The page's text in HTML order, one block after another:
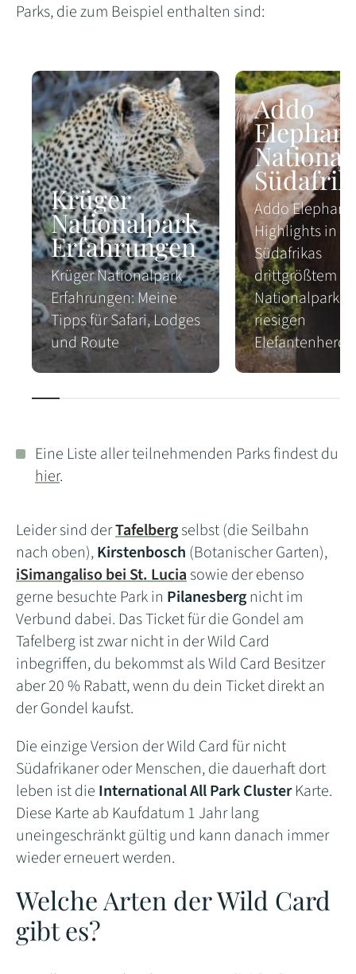
Parks, die zum Beispiel enthalten sind:
Krüger
Nationalpark
Erfahrungen
Krüger Nationalpark
Erfahrungen: Meine
Tipps für Safari, Lodges
und Route
Addo
Elephant
Addo Elephant
Highlights in
Südafrikas
drittgrößtem
Nationalpark
riesigen
Eine Liste aller teilnehmenden Parks findest du
hier.
Leider sind derTafelbergselbst (die Seilbahn
nach oben),Kirstenbosch (Botanischer Garten),
iSimangaliso bei St. Luciasowie der ebenso
gerne besuchte Park in Pilanesbergnicht im
Verbund dabei. Das Ticket für die Gondel am
Tafelberg ist zwar nicht in der Wild Card
inbegriffen, du bekommst als Wild Card Besitzer
aber 20 % Rabatt, wenn du dein Ticket direkt an
der Gondel kaufst.
Die einzige Version der Wild Card für nicht
Südafrikaner oder Menschen, die dauerhaft dort
leben ist die International All Park ClusterKarte.
Diese Karte ab Kaufdatum 1 Jahr lang
uneingeschränkt gültig und kann danach immer
wieder erneuert werden.
Welche Arten der Wild Card
gibt es?